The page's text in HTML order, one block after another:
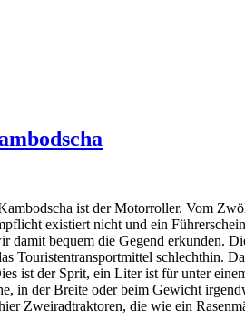
ist der Motorroller. Vom
existiert nicht und ein
damit bequem die Gegend erkunden.
Touristentransportmittel schlechthin.
ist der Sprit, ein Liter ist für unter
in der Breite oder beim Gewicht
Zweiradtraktoren, die wie ein